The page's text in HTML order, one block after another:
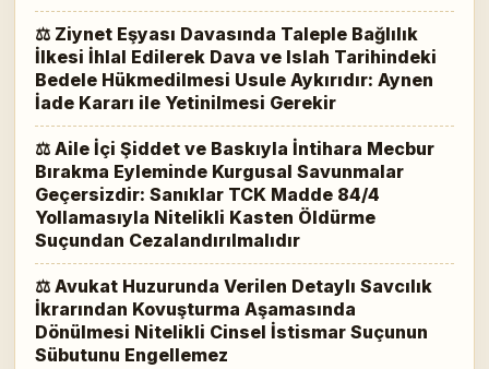
⚖ Ziynet Eşyası Davasında Taleple Bağlılık
İlkesi İhlal Edilerek Dava ve Islah Tarihindeki
Bedele Hükmedilmesi Usule Aykırıdır: Aynen
İade Kararı ile Yetinilmesi Gerekir
⚖ Aile İçi Şiddet ve Baskıyla İntihara Mecbur
Bırakma Eyleminde Kurgusal Savunmalar
Geçersizdir: Sanıklar TCK Madde 84/4
Yollamasıyla Nitelikli Kasten Öldürme
Suçundan Cezalandırılmalıdır
⚖ Avukat Huzurunda Verilen Detaylı Savcılık
İkrarından Kovuşturma Aşamasında
Dönülmesi Nitelikli Cinsel İstismar Suçunun
Sübutunu Engellemez